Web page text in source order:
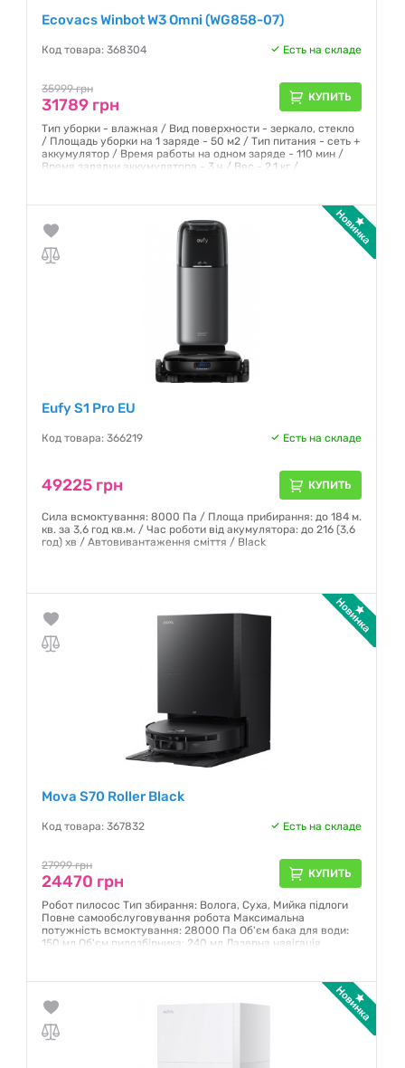
Ecovacs Winbot W3 Omni (WG858-07)
Код товара: 368304 Есть на складе
35999 грн
31789 грн КУПИТЬ
Тип уборки - влажная / Вид поверхности - зеркало, стекло
/ Площадь уборки на 1 заряде - 50 м2 / Тип питания - сеть +
аккумулятор / Время работы на одном заряде - 110 мин /
Время зарядки аккумулятора - 3 ч / Вес - 2.1 кг /
Eufy S1 Pro EU
Код товара: 366219 Есть на складе
49225 грн КУПИТЬ
Сила всмоктування: 8000 Па / Площа прибирання: до 184 м.
кв. за 3,6 год кв.м. / Час роботи від акумулятора: до 216 (3,6
год) хв / Автовивантаження сміття / Black
Mova S70 Roller Black
Код товара: 367832 Есть на складе
27999 грн
24470 грн КУПИТЬ
Робот пилосос Тип збирання: Волога, Суха, Мийка підлоги
Повне самообслуговування робота Максимальна
потужність всмоктування: 28000 Па Об'єм бака для води:
150 мл Об'єм пилозбірника: 240 мл Лазерна навігація